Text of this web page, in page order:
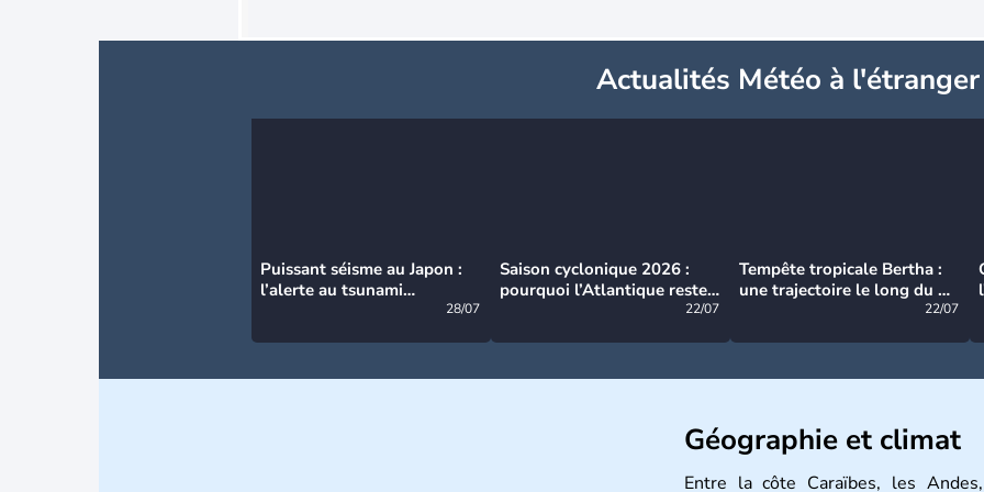
Actualités Météo à l'étranger
Puissant séisme au Japon :
l’alerte au tsunami
28/07
Saison cyclonique 2026 :
pourquoi l’Atlantique reste
22/07
Tempête tropicale Bertha :
une trajectoire le long du du
22/07
Géographie et climat
Entre la côte Caraïbes, les